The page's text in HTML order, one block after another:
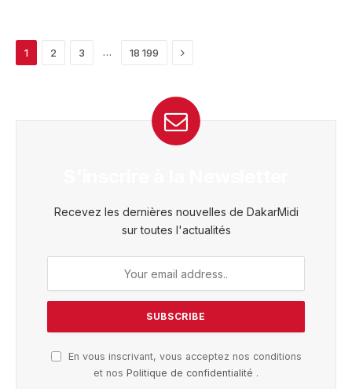
1 2 3 … 18 199 Next
Recevez les dernières nouvelles de DakarMidi
sur toutes l'actualités
En vous inscrivant, vous acceptez nos conditions
et nos Politique de confidentialité .